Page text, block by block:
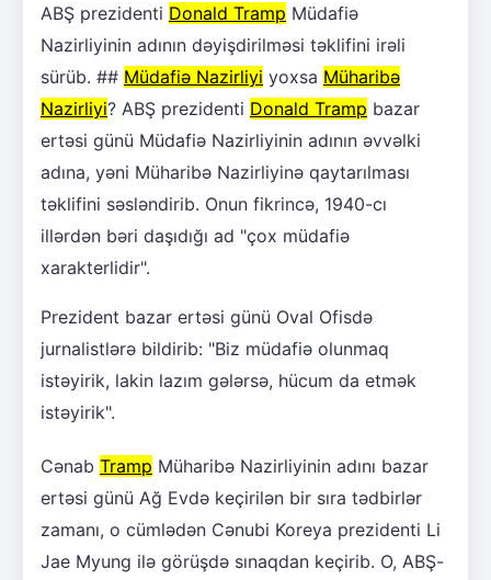
ABŞ prezidenti Donald Tramp Müdafiə
Nazirliyinin adının dəyişdirilməsi təklifini irəli
sürüb. ## Müdafiə Nazirliyi yoxsa Müharibə
Nazirliyi? ABŞ prezidenti Donald Tramp bazar
ertəsi günü Müdafiə Nazirliyinin adının əvvəlki
adına, yəni Müharibə Nazirliyinə qaytarılması
təklifini səsləndirib. Onun fikrincə, 1940-cı
illərdən bəri daşıdığı ad "çox müdafiə
xarakterlidir".
Prezident bazar ertəsi günü Oval Ofisdə
jurnalistlərə bildirib: "Biz müdafiə olunmaq
istəyirik, lakin lazım gələrsə, hücum da etmək
istəyirik".
Cənab Tramp Müharibə Nazirliyinin adını bazar
ertəsi günü Ağ Evdə keçirilən bir sıra tədbirlər
zamanı, o cümlədən Cənubi Koreya prezidenti Li
Jae Myung ilə görüşdə sınaqdan keçirib. O, ABŞ-